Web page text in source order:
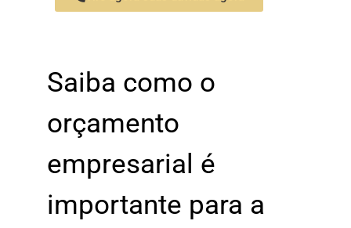
Saiba como o
orçamento
empresarial é
importante para a